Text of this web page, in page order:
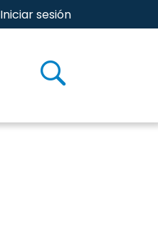
Iniciar sesión